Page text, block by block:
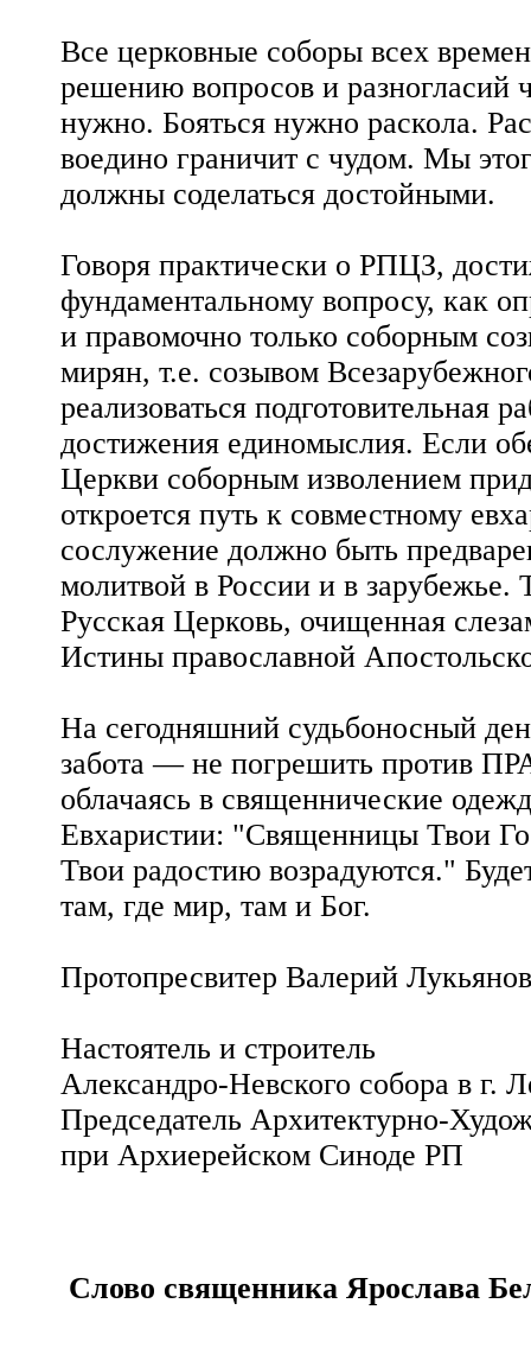
Все церковные соборы всех
решению вопросов и разногласий
нужно. Бояться нужно раскола.
воедино граничит с чудом. Мы
должны соделаться достойными.
Говоря практически о РПЦЗ,
фундаментальному вопросу, как
и правомочно только соборным
мирян, т.е. созывом
реализоваться подготовительная
достижения единомыслия. Если
Церкви соборным изволением
откроется путь к совместному
сослужение должно быть
молитвой в России и в зарубежье.
Русская Церковь, очищенная
Истины православной
На сегодняшний судьбоносный
забота — не погрешить против
облачаясь в священнические
Евхаристии: "Священницы Твои
Твои радостию возрадуются."
там, где мир, там и Бог.
Протопресвитер Валерий Лукьянов
Настоятель и строитель
Александро-Невского собора в г.
Председатель Архитектурно-
при Архиерейском Синоде РП
Слово священника Ярослава